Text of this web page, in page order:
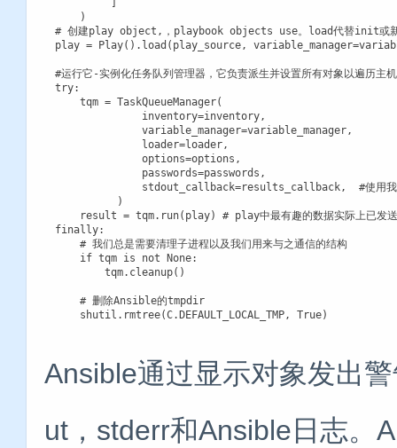
)
# 创建play object,，playbook objects use。load代替init或新
play = Play().load(play_source,
#运行它-实例化任务队列管理器，它负责派生并设置所有对象以遍历主
try:
tqm = TaskQueueManager(
inventory=inventory,
variable_manager=variable_manager,
loader=loader,
options=options,
passwords=passwords,
stdout_callback=results_callback,  #使用我们的自定
)
result = tqm.run(play) # play中最有趣的数据实际上已发送
finally:
# 我们总是需要清理子进程以及我们用来与之通信的结构
if tqm is not None:
tqm.cleanup()
# 删除Ansible的tmpdir
shutil.rmtree(C.DEFAULT_LOCAL_TMP, True)
Ansible通过显示对象发出
ut，stderr和Ansible日志。